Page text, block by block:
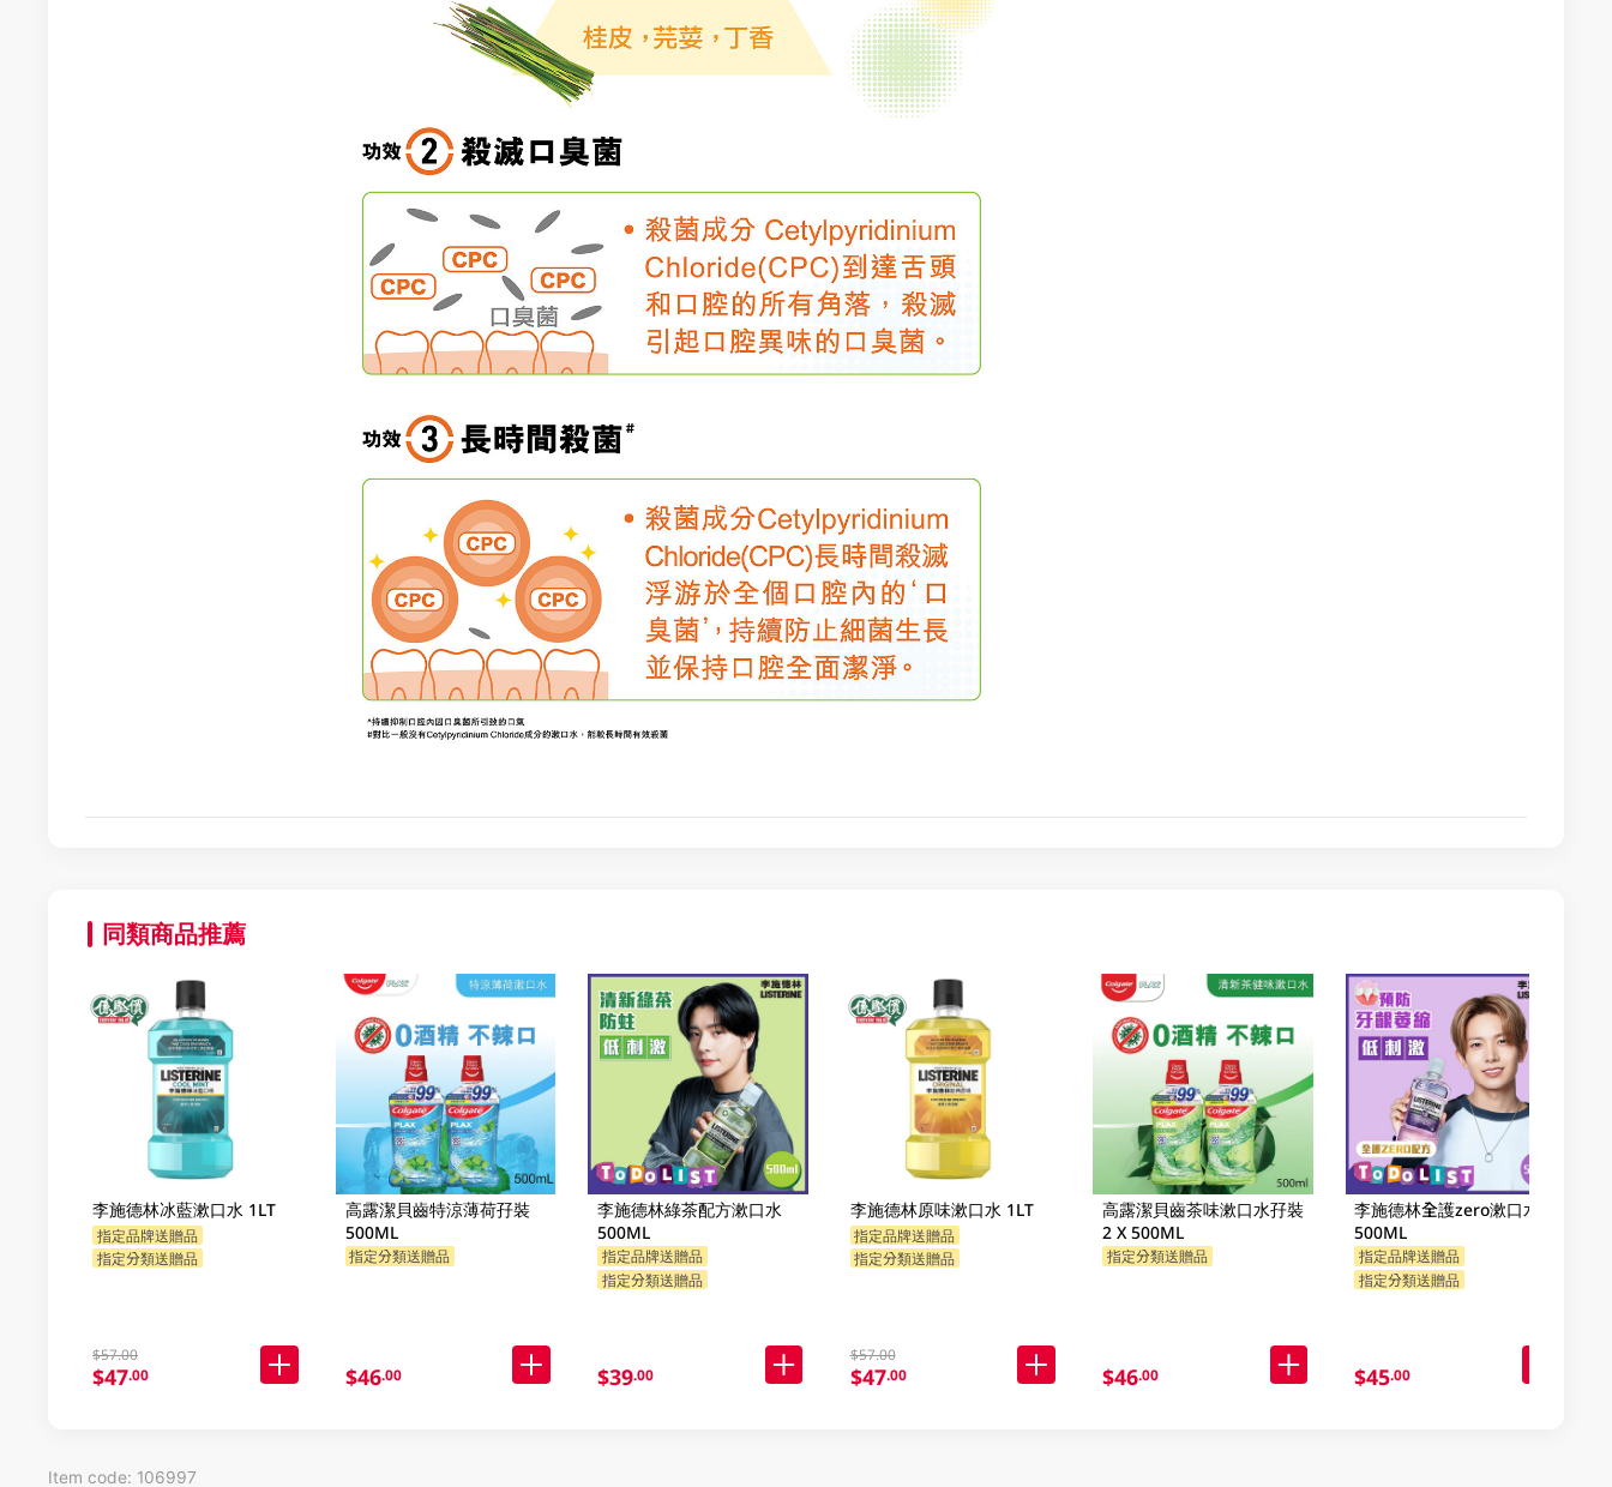
同類商品推薦
李施德林冰藍漱口水 1LT
指定品牌送贈品
指定分類送贈品
$57.00
$47.00
高露潔貝齒特涼薄荷孖裝
500ML
指定分類送贈品
$46.00
李施德林綠茶配方漱口水
500ML
指定品牌送贈品
指定分類送贈品
$39.00
李施德林原味漱口水 1LT
指定品牌送贈品
指定分類送贈品
$57.00
$47.00
高露潔貝齒茶味漱口水孖裝
2 X 500ML
指定分類送贈品
$46.00
李施德林全護zero漱口水
500ML
指定品牌送贈品
指定分類送贈品
$45.00
Item code: 106997